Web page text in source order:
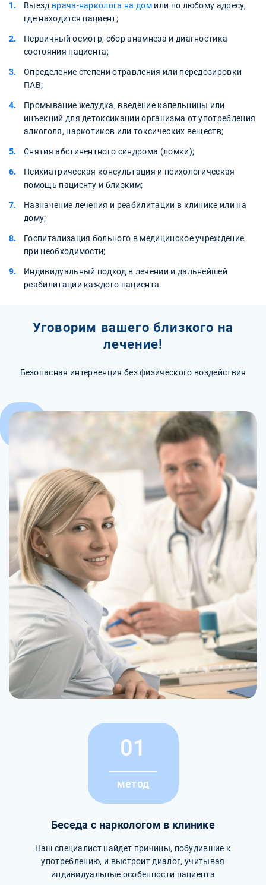
Выезд врача-нарколога на домили по любому адресу,
где находится пациент;
Первичный осмотр, сбор анамнеза и диагностика
состояния пациента;
Определение степени отравления или передозировки
ПАВ;
Промывание желудка, введение капельницы или
инъекций для детоксикации организма от употребления
алкоголя, наркотиков или токсических веществ;
Снятия абстинентного синдрома (ломки);
Психиатрическая консультация и психологическая
помощь пациенту и близким;
Назначение лечения и реабилитации в клинике или на
дому;
Госпитализация больного в медицинское учреждение
при необходимости;
Индивидуальный подход в лечении и дальнейшей
реабилитации каждого пациента.
Уговорим вашего близкого на
лечение!
Безопасная интервенция без физического воздействия
01
метод
Беседа с наркологом в клинике
Наш специалист найдет причины, побудившие к
употреблению, и выстроит диалог, учитывая
индивидуальные особенности пациента